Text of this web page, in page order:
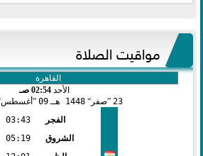
مواقيت الصلاة
الأحد02:54 صـ
23 صفر 1448 هـ 09 أغسطس
الفجر
03:43
الشروق
05:19